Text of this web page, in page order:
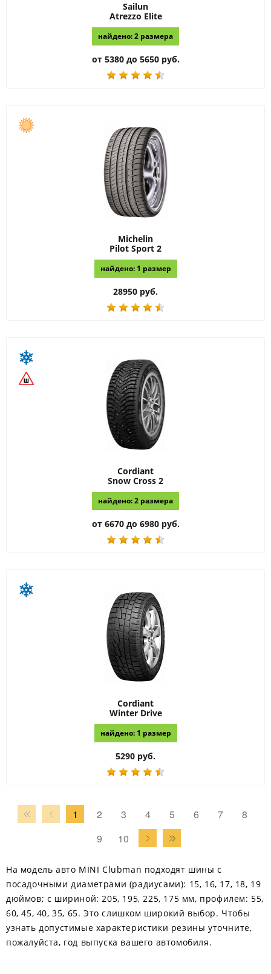
Sailun
Atrezzo Elite
найдено: 2 размера
от 5380 до 5650 руб.
Michelin
Pilot Sport 2
найдено: 1 размер
28950 руб.
Cordiant
Snow Cross 2
найдено: 2 размера
от 6670 до 6980 руб.
Cordiant
Winter Drive
найдено: 1 размер
5290 руб.
1 2 3 4 5 6 7
8
9
10
На модель авто MINI Clubman подходят шины с
посадочными диаметрами (радиусами): 15, 16, 17, 18, 19
дюймов; с шириной: 205, 195, 225, 175 мм, профилем: 55,
60, 45, 40, 35, 65. Это слишком широкий выбор. Чтобы
узнать допустимые характеристики резины уточните,
пожалуйста, год выпуска вашего автомобиля.